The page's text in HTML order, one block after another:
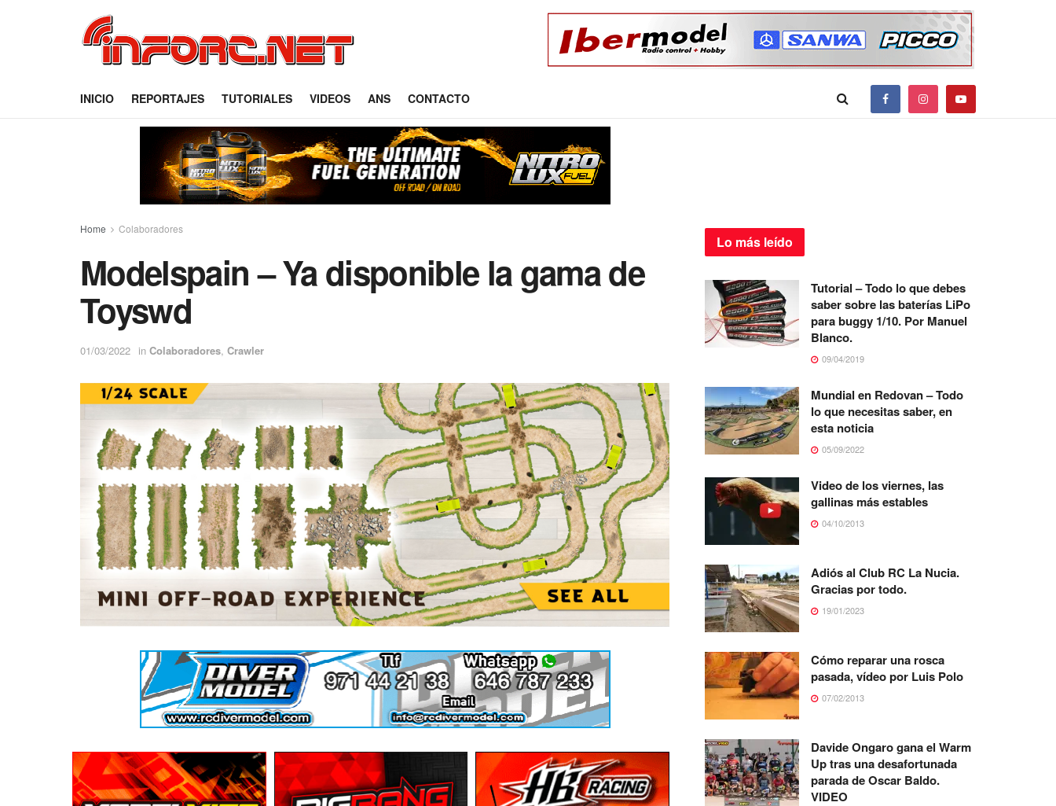
INICIO REPORTAJES TUTORIALES VIDEOS ANS CONTACTO
Home Colaboradores
Modelspain – Ya disponible la gama de
Toyswd
01/03/2022 in Colaboradores, Crawler
Lo más leído
Tutorial – Todo lo que debes
saber sobre las baterías LiPo
para buggy 1/10. Por Manuel
Blanco.
09/04/2019
Mundial en Redovan – Todo
lo que necesitas saber, en
esta noticia
05/09/2022
Video de los viernes, las
gallinas más estables
04/10/2013
Adiós al Club RC La Nucia.
Gracias por todo.
19/01/2023
Cómo reparar una rosca
pasada, vídeo por Luis Polo
07/02/2013
Davide Ongaro gana el Warm
Up tras una desafortunada
parada de Oscar Baldo.
VIDEO